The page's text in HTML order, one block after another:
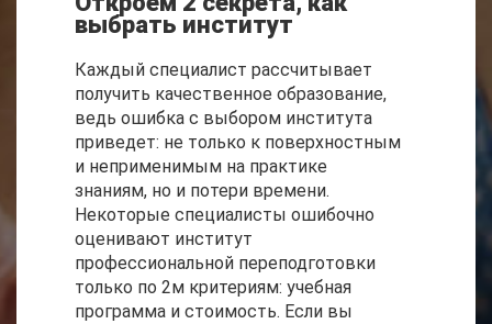
выбрать институт
Каждый специалист рассчитывает
получить качественное образование,
ведь ошибка с выбором института
приведет: не только к поверхностным
и неприменимым на практике
знаниям, но и потери времени.
Некоторые специалисты ошибочно
оценивают институт
профессиональной переподготовки
только по 2м критериям: учебная
программа и стоимость. Если вы